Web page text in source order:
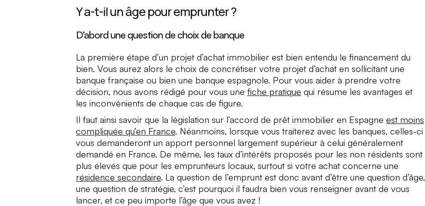
Y a-t-il un âge pour emprunter ?
D’abord une question de choix de banque
La première étape d’un projet d’achat immobilier est bien entendu le financement du
bien. Vous aurez alors le choix de concrétiser votre projet d’achat en sollicitant une
banque française ou bien une banque espagnole. Pour vous aider à prendre votre
décision, nous avons rédigé pour vous une fiche pratique qui résume les avantages et
les inconvénients de chaque cas de figure.
Il faut ainsi savoir que la législation sur l’accord de prêt immobilier en Espagne est moins
compliquée qu’en France. Néanmoins, lorsque vous traiterez avec les banques, celles-ci
vous demanderont un apport personnel largement supérieur à celui généralement
demandé en France. De même, les taux d’intérêts proposés pour les non résidents sont
plus élevés que pour les emprunteurs locaux, surtout si votre achat concerne une
résidence secondaire. La question de l’emprunt est donc avant d’être une question d’âge,
une question de stratégie, c’est pourquoi il faudra bien vous renseigner avant de vous
lancer, et ce peu importe l’âge que vous avez !